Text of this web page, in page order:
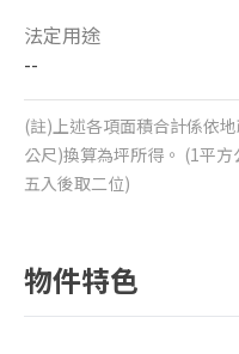
法定用途
--
(註)上述各項面積合計係依
公尺)換算為坪所得。 (1平
五入後取二位)
物件特色